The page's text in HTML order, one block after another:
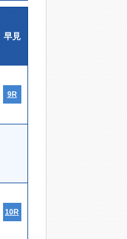
早見
9R
10R